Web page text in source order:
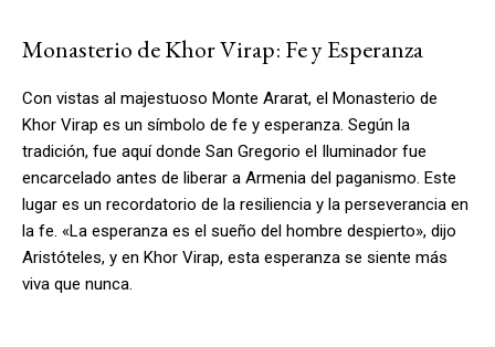
Monasterio de Khor Virap: Fe y Esperanza
Con vistas al majestuoso Monte Ararat, el Monasterio de
Khor Virap es un símbolo de fe y esperanza. Según la
tradición, fue aquí donde San Gregorio el Iluminador fue
encarcelado antes de liberar a Armenia del paganismo. Este
lugar es un recordatorio de la resiliencia y la perseverancia en
la fe. «La esperanza es el sueño del hombre despierto», dijo
Aristóteles, y en Khor Virap, esta esperanza se siente más
viva que nunca.